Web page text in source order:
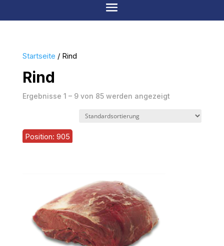
Startseite / Rind
Rind
Ergebnisse 1 – 9 von 85 werden angezeigt
Position: 905